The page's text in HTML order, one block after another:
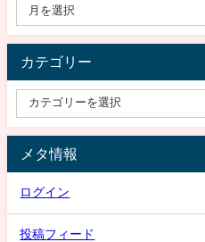
カテゴリー
メタ情報
ログイン
投稿フィード